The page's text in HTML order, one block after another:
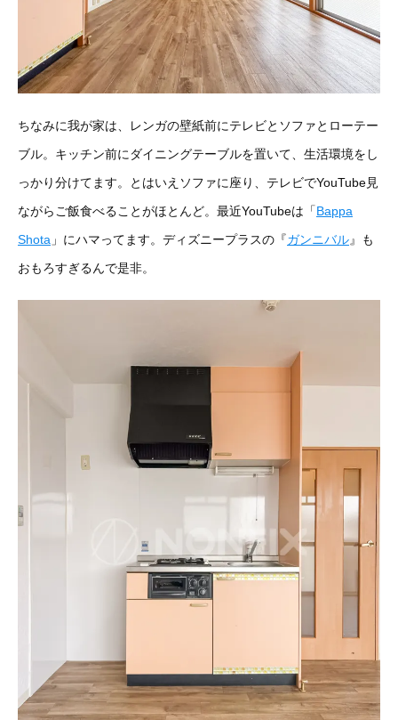
ちなみに我が家は、レンガの壁紙前にテレビとソファとローテー
ブル。キッチン前にダイニングテーブルを置いて、生活環境をし
っかり分けてます。とはいえソファに座り、テレビでYouTube見
ながらご飯食べることがほとんど。最近YouTubeは「Bappa
Shota 」にハマってます。ディズニープラスの『ガンニバル』も
おもろすぎるんで是非。